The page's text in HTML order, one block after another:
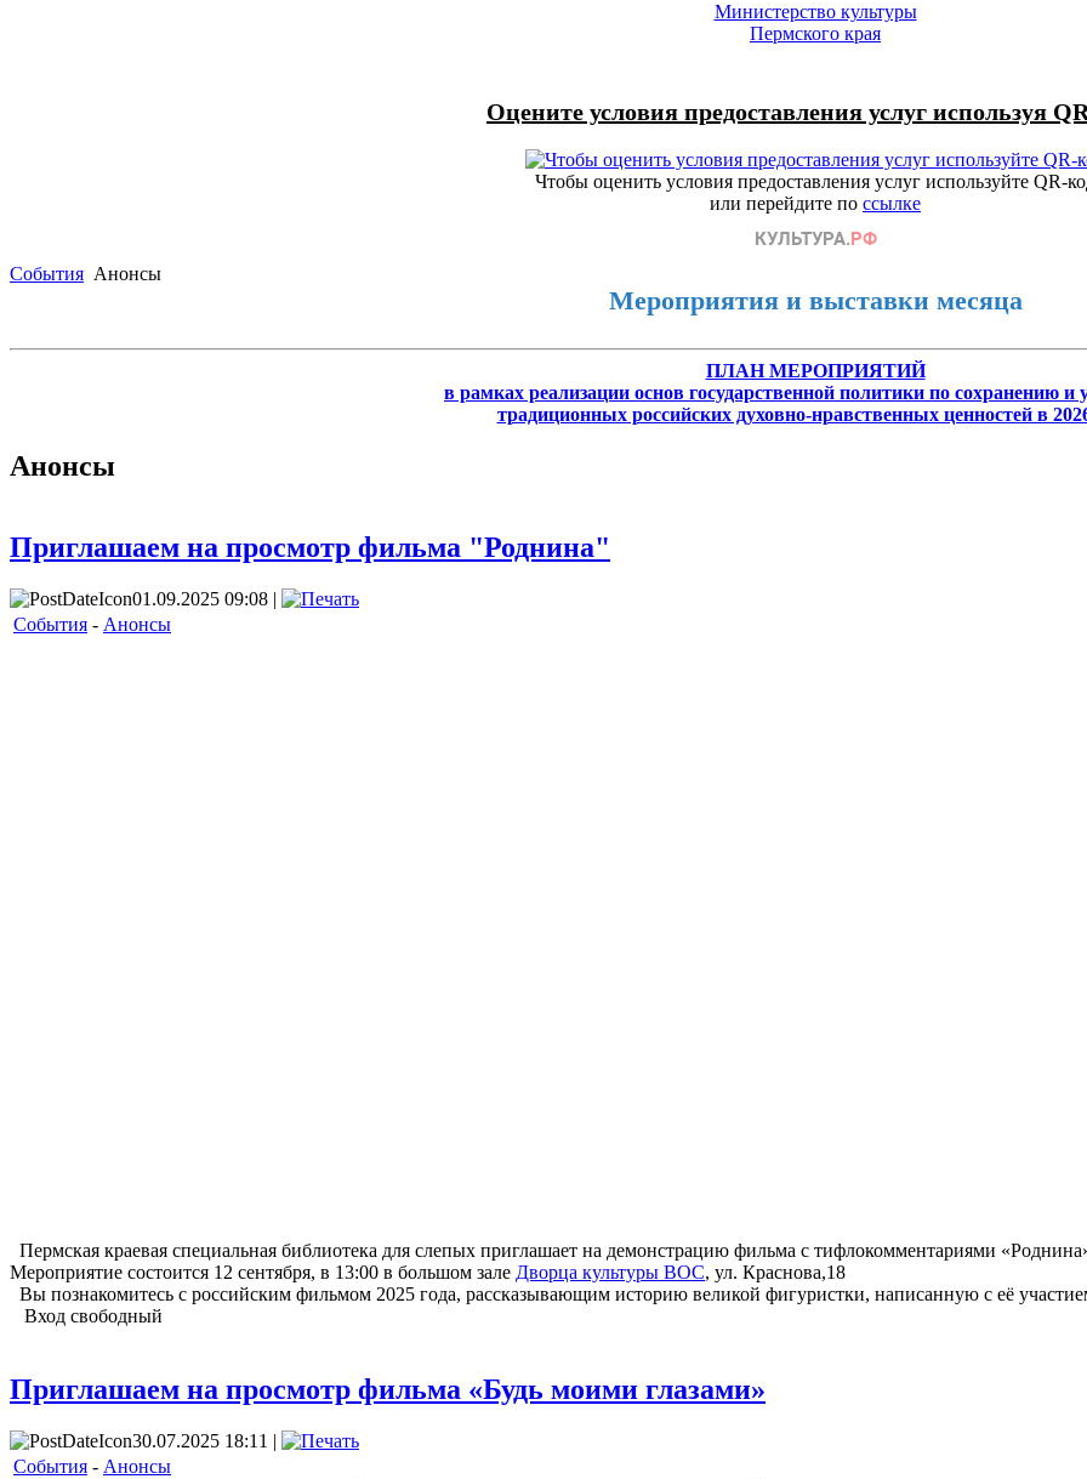
Министерство культуры
Пермского края
Оцените условия предоставления услуг используя
Чтобы оценить условия предоставления услуг используйте QR-
или перейдите по ссылке
События Анонсы
Мероприятия и выставки месяца
ПЛАН МЕРОПРИЯТИЙ
в рамках реализации основ государственной политики по сохранению и
традиционных российских духовно-нравственных ценностей в
Анонсы
Приглашаем на просмотр фильма "Роднина"
01.09.2025 09:08 |
События - Анонсы
Пермская краевая специальная библиотека для слепых приглашает на демонстрацию фильма с тифлокомментариями
Мероприятие состоится 12 сентября, в 13:00 в большом зале Дворца культуры ВОС, ул. Краснова,18
Вы познакомитесь с российским фильмом 2025 года, рассказывающим историю великой фигуристки, написанную с её
Вход свободный
Приглашаем на просмотр фильма «Будь моими глазами»
30.07.2025 18:11 |
События - Анонсы